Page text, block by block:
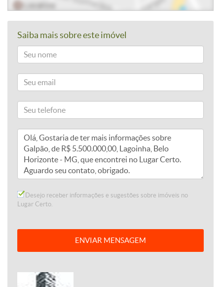
Saiba mais sobre este imóvel
Desejo receber informações e sugestões sobre imóveis no
Lugar Certo.
ENVIAR MENSAGEM